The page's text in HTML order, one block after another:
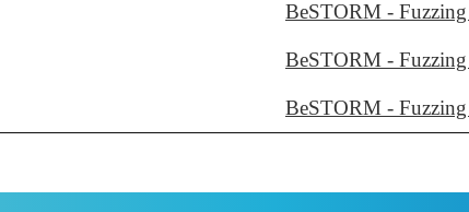
BeSTORM -
BeSTORM - Fuzzing
BeSTORM - Fuzzing